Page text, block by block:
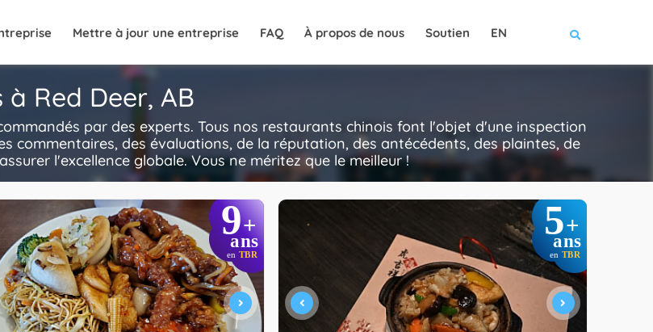
Mettre à jour une entreprise FAQ À propos de nous Soutien EN
Red Deer, AB
par des experts. Tous nos restaurants chinois font l'objet d'une inspection
commentaires, des évaluations, de la réputation, des antécédents, des plaintes, de
l'excellence globale. Vous ne méritez que le meilleur !
9+
ans
en TBR
5+
ans
en TBR